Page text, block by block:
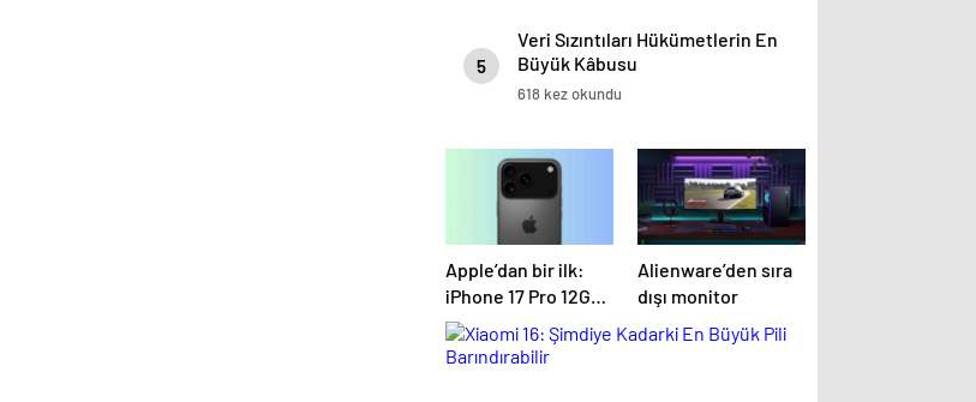
5
Veri Sızıntıları Hükümetlerin En
Büyük Kâbusu
618 kez okundu
Apple’dan bir ilk:
iPhone 17 Pro 12GB
RAM ile gelecek
Alienware’den sıra
dışı monitor